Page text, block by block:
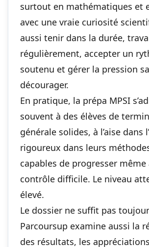
surtout en mathématiques et
avec une vraie curiosité
aussi tenir dans la durée,
régulièrement, accepter un
soutenu et gérer la pression
décourager.
En pratique, la prépa MPSI
souvent à des élèves de
générale solides, à l’aise dans
rigoureux dans leurs
capables de progresser même
contrôle difficile. Le niveau
élevé.
Le dossier ne suffit pas
Parcoursup examine aussi la
des résultats, les